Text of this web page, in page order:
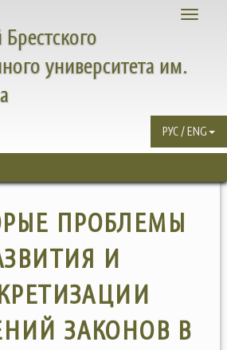
Toggle
университета им.
РУС / ENG
ПРОБЛЕМЫ
И
ЗАКОНОВ В